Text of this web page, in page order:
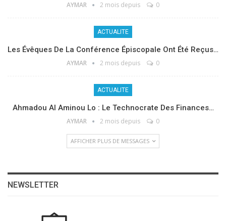
AYMAR 2 mois depuis 0
ACTUALITE
Les Évêques De La Conférence Épiscopale Ont Été Reçus…
AYMAR 2 mois depuis 0
ACTUALITE
Ahmadou Al Aminou Lo : Le Technocrate Des Finances…
AYMAR 2 mois depuis 0
AFFICHER PLUS DE MESSAGES
NEWSLETTER